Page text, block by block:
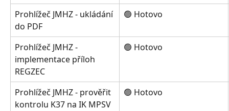
Prohlížeč JMHZ - ukládání
do PDF
🟢 Hotovo
Prohlížeč JMHZ -
implementace příloh
REGZEC
🟢 Hotovo
Prohlížeč JMHZ - prověřit
kontrolu K37 na IK MPSV
🟢 Hotovo